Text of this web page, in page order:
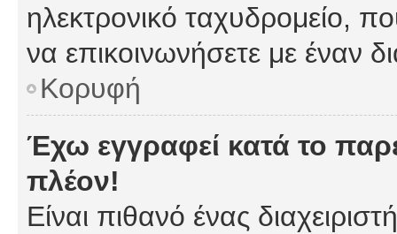
ηλεκτρονικό ταχυδρομείο,
να επικοινωνήσετε με έναν
Κορυφή
Έχω εγγραφεί κατά το
πλέον!
Είναι πιθανό ένας